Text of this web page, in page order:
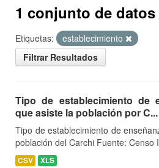
1 conjunto de
Etiquetas:
establecimiento
Filtrar Resultados
Tipo de establecimiento de
que asiste la población por C...
Tipo de establecimiento de
población del Carchi Fuente: Censo
CSV XLS